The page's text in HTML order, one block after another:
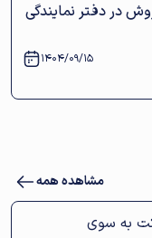
در دفتر نمایندگی
1404/09/15
مشاهده همه